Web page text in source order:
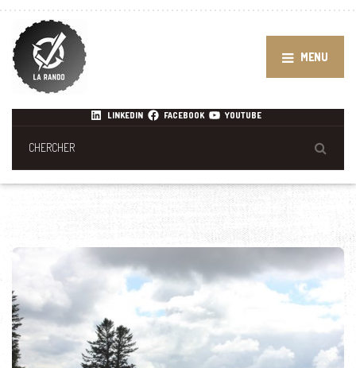
MENU
LINKEDIN FACEBOOK YOUTUBE